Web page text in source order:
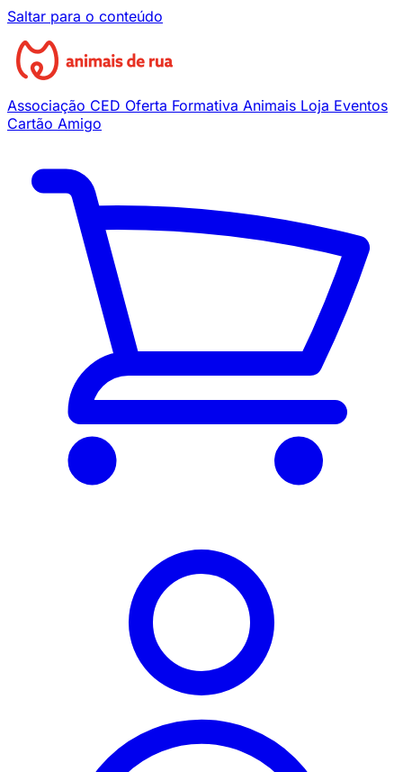
Saltar para o conteúdo
Associação CED Oferta Formativa Animais Loja Eventos
Cartão Amigo